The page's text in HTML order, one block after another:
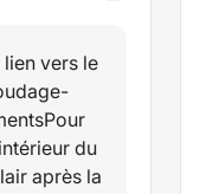
vers le
du
après la